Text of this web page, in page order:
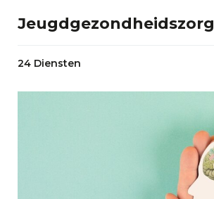
Jeugdgezondheidszorg
24 Diensten